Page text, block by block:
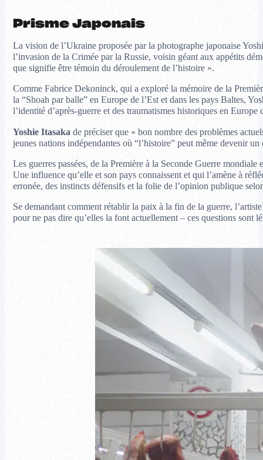
Prisme Japonais
La vision de l’Ukraine proposée par la photographe japonaise
l’invasion de la Crimée par la Russie, voisin géant aux appétits
que signifie être témoin du déroulement de l’histoire ».
Comme Fabrice Dekoninck, qui a exploré la mémoire de la
la “Shoah par balle” en Europe de l’Est et dans les pays Baltes,
l’identité d’après-guerre et des traumatismes historiques en Europe
Yoshie Itasakade préciser que « bon nombre des problèmes
jeunes nations indépendantes où “l’histoire” peut même devenir
Les guerres passées, de la Première à la Seconde Guerre
Une influence qu’elle et son pays connaissent et qui l’amène à
erronée, des instincts défensifs et la folie de l’opinion publique
Se demandant comment rétablir la paix à la fin de la guerre,
pour ne pas dire qu’elles la font actuellement – ces questions sont